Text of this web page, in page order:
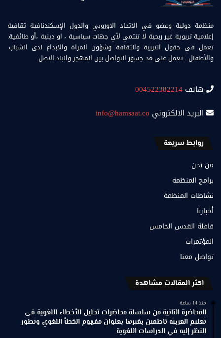
منظمة دولية وعضو في الاتحاد الاوروبي والدول الإسكندنافية ثقافية
إعلامية تربوية غير ربحية لا تنتمي لأي جهات سياسية ، او دينية ،أو طائفية.
تعمل في حقول التربية والثقافة وشؤون المراة والابداع لدى الشباب.
والأطفال . تعمل على مد جسور التواصل بين المهجر والبلد الاصل.
هاتف 004522382214
البريد الالكتروني info@hamsaat.co
روابط سريعة
من نحن
برامج المنظمة
نشاطات المنظمة
أخبارنا
قافلة القدس الخامس
المؤتمرات
تواصل معنا
اكثر المقالات مشاهدة
منذ 14 ساعة
المحاضرة الثانية من سلسلة محاضرات تحليل الأخطاء اللغوية في
تعليم العربية ناطقين بغيرها بعنوان مفهوم الخطأ اللغوي وتطور
النظر إليه في الدراسات اللغوية